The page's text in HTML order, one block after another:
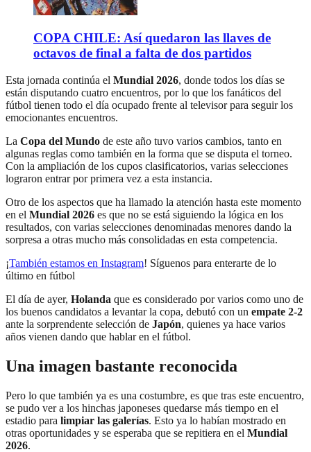
COPA CHILE: Así quedaron las llaves de
octavos de final a falta de dos partidos
Esta jornada continúa el Mundial 2026, donde todos los días se
están disputando cuatro encuentros, por lo que los fanáticos del
fútbol tienen todo el día ocupado frente al televisor para seguir los
emocionantes encuentros.
La Copa del Mundo de este año tuvo varios cambios, tanto en
algunas reglas como también en la forma que se disputa el torneo.
Con la ampliación de los cupos clasificatorios, varias selecciones
lograron entrar por primera vez a esta instancia.
Otro de los aspectos que ha llamado la atención hasta este momento
en el Mundial 2026 es que no se está siguiendo la lógica en los
resultados, con varias selecciones denominadas menores dando la
sorpresa a otras mucho más consolidadas en esta competencia.
¡También estamos en Instagram! Síguenos para enterarte de lo
último en fútbol
El día de ayer, Holanda que es considerado por varios como uno de
los buenos candidatos a levantar la copa, debutó con un empate 2-2
ante la sorprendente selección de Japón, quienes ya hace varios
años vienen dando que hablar en el fútbol.
Una imagen bastante reconocida
Pero lo que también ya es una costumbre, es que tras este encuentro,
se pudo ver a los hinchas japoneses quedarse más tiempo en el
estadio para limpiar las galerías. Esto ya lo habían mostrado en
otras oportunidades y se esperaba que se repitiera en el Mundial
2026.